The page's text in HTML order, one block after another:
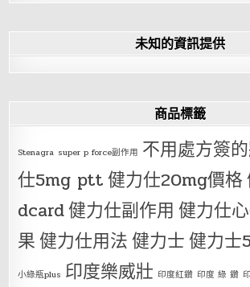
未知的資訊提供
商品標籤
Stenagra super p force副作用 不用處方簽
仕5mg ptt健力仕20mg價格
dcard健力仕副作用 健力仕
果健力仕用法健力士健力士
小綠瓶plus 印度樂威壯 印度紅鑽 印度 綠 鑽